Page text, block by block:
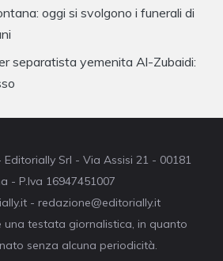
oggi si svolgono i funerali di
separatista yemenita Al-Zubaidi:
Srl - Via Assisi 21 - 00181
- P.Iva 16947451007
- redazione@editorially.it
una testata giornalistica, in quanto
senza alcuna periodicità.